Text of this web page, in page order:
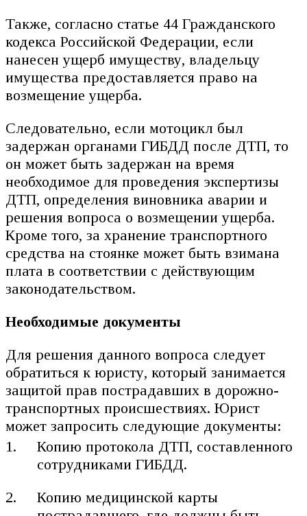
Также, согласно статье 44 Гражданского
кодекса Российской Федерации, если
нанесен ущерб имуществу, владельцу
имущества предоставляется право на
возмещение ущерба.
Следовательно, если мотоцикл был
задержан органами ГИБДД после ДТП, то
он может быть задержан на время
необходимое для проведения экспертизы
ДТП, определения виновника аварии и
решения вопроса о возмещении ущерба.
Кроме того, за хранение транспортного
средства на стоянке может быть взимана
плата в соответствии с действующим
законодательством.
Необходимые документы
Для решения данного вопроса следует
обратиться к юристу, который занимается
защитой прав пострадавших в дорожно-
транспортных происшествиях. Юрист
может запросить следующие документы:
Копию протокола ДТП, составленного
сотрудниками ГИБДД.
Копию медицинской карты